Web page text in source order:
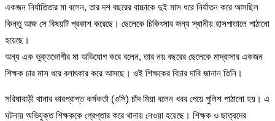
একজন নির্যাতিতার মা বলেন, তার দশ বছরের বাচ্চাকে দুই মাস ধরে নির্যাতন করে আসছিল
কিন্তু আজ সে বিষয়টি প্রকাশ করেছে। ছেলেকে চিকিৎসার জন্য স্থানীয় হাসপাতালে পাঠানো
হয়েছে।
অন্য এক ভুক্তভোগীর মা অভিযোগ করে বলেন, তার নয় বছরের ছেলেকে মাদ্রাসার একজন
শিক্ষক চার মাস ধরে বলাৎকার করে আসছে। ওই শিক্ষকের বিচার দাবি জানান তিনি।
সরিষাবাড়ী থানার ভারপ্রাপ্ত কর্মকর্তা (ওসি) চাঁদ মিয়া বলেন খবর পেয়ে পুলিশ পাঠানো হয়। এ
ঘটনায় অভিযুক্ত শিক্ষককে গ্রেপ্তার করে থানায় নেওয়া হয়েছে। শিক্ষক ও ছাত্রদের